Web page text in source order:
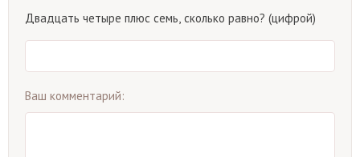
Двадцать четыре плюс семь, сколько равно? (цифрой)
Ваш комментарий: